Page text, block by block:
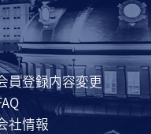
員登録内容変更
社情報